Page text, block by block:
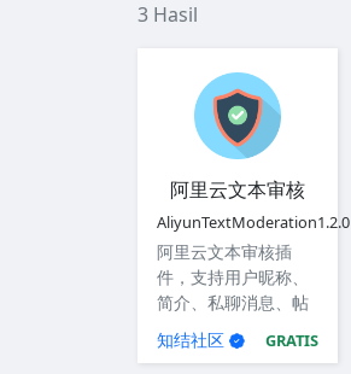
3 Hasil
阿里云文本审核
AliyunTextModeration1.2.0
阿里云文本审核插
件，支持用户昵称、
简介、私聊消息、帖
子和评论内容。
知结社区 GRATIS